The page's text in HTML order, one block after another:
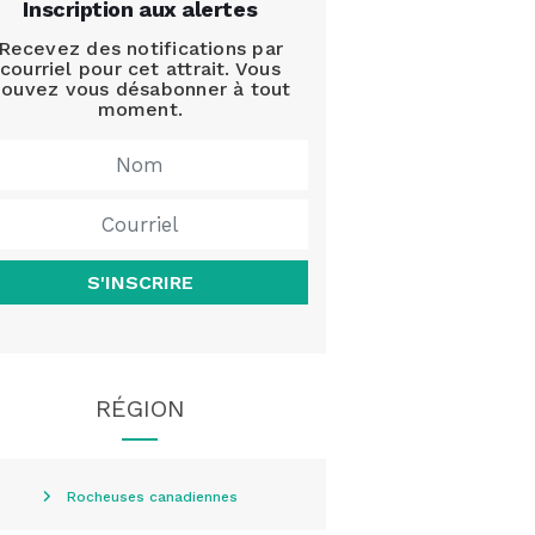
Inscription aux alertes
des notifications par
courriel pour cet attrait. Vous
vous désabonner à tout
moment.
S'INSCRIRE
RÉGION
Rocheuses canadiennes